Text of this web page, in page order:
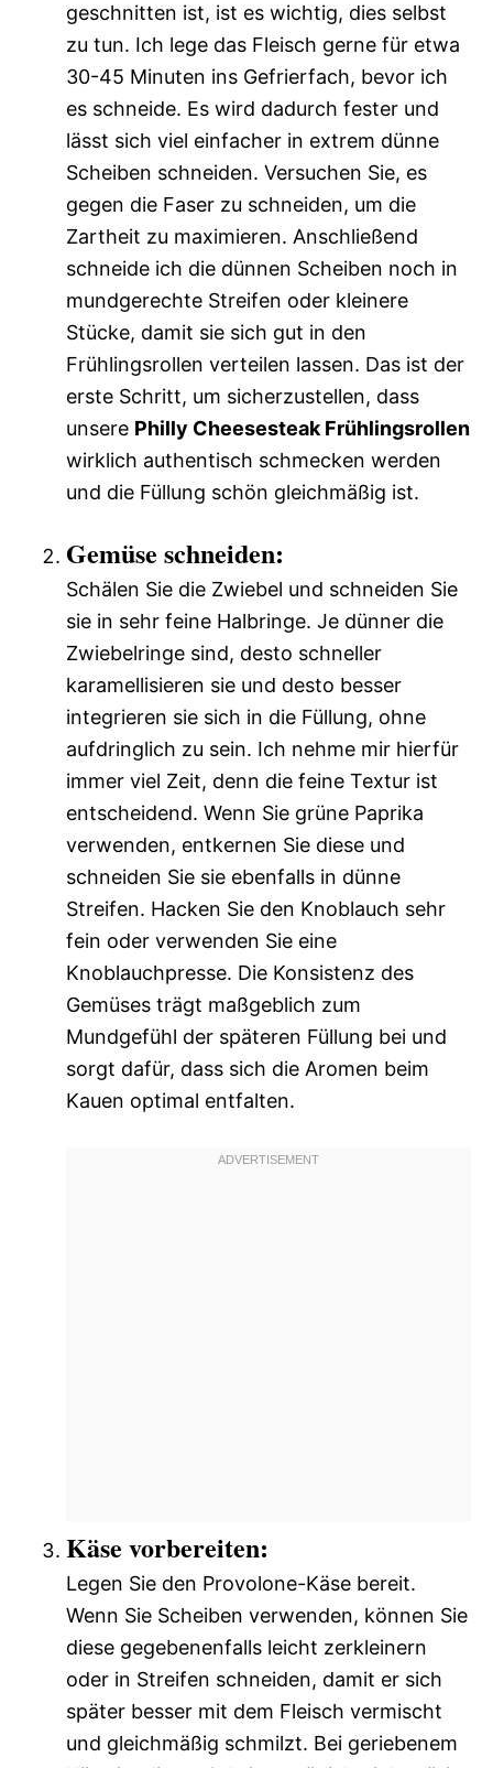
geschnitten ist, ist es wichtig, dies selbst
zu tun. Ich lege das Fleisch gerne für etwa
30-45 Minuten ins Gefrierfach, bevor ich
es schneide. Es wird dadurch fester und
lässt sich viel einfacher in extrem dünne
Scheiben schneiden. Versuchen Sie, es
gegen die Faser zu schneiden, um die
Zartheit zu maximieren. Anschließend
schneide ich die dünnen Scheiben noch in
mundgerechte Streifen oder kleinere
Stücke, damit sie sich gut in den
Frühlingsrollen verteilen lassen. Das ist der
erste Schritt, um sicherzustellen, dass
unsere Philly Cheesesteak Frühlingsrollen
wirklich authentisch schmecken werden
und die Füllung schön gleichmäßig ist.
Gemüse schneiden:
Schälen Sie die Zwiebel und schneiden Sie
sie in sehr feine Halbringe. Je dünner die
Zwiebelringe sind, desto schneller
karamellisieren sie und desto besser
integrieren sie sich in die Füllung, ohne
aufdringlich zu sein. Ich nehme mir hierfür
immer viel Zeit, denn die feine Textur ist
entscheidend. Wenn Sie grüne Paprika
verwenden, entkernen Sie diese und
schneiden Sie sie ebenfalls in dünne
Streifen. Hacken Sie den Knoblauch sehr
fein oder verwenden Sie eine
Knoblauchpresse. Die Konsistenz des
Gemüses trägt maßgeblich zum
Mundgefühl der späteren Füllung bei und
sorgt dafür, dass sich die Aromen beim
Kauen optimal entfalten.
Käse vorbereiten:
Legen Sie den Provolone-Käse bereit.
Wenn Sie Scheiben verwenden, können Sie
diese gegebenenfalls leicht zerkleinern
oder in Streifen schneiden, damit er sich
später besser mit dem Fleisch vermischt
und gleichmäßig schmilzt. Bei geriebenem